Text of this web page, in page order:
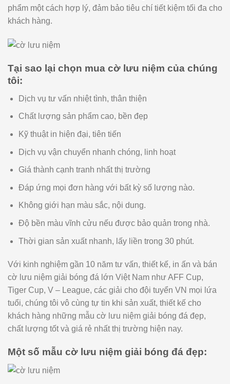
phẩm một cách hợp lý, đảm bảo tiêu chí tiết kiệm tối đa cho
khách hàng.
Tại sao lại chọn mua cờ lưu niệm của chúng
tôi:
Dịch vụ tư vấn nhiệt tình, thân thiện
Chất lượng sản phẩm cao, bền đẹp
Kỹ thuật in hiện đại, tiên tiến
Dịch vụ vận chuyển nhanh chóng, linh hoạt
Giá thành cạnh tranh nhất thị trường
Đáp ứng mọi đơn hàng với bất kỳ số lượng nào.
Không giới hạn màu sắc, nội dung.
Độ bền màu vĩnh cửu nếu được bảo quản trong nhà.
Thời gian sản xuất nhanh, lấy liền trong 30 phút.
Với kinh nghiệm gần 10 năm tư vấn, thiết kế, in ấn và bán
cờ lưu niệm giải bóng đá lớn Việt Nam như AFF Cup,
Tiger Cup, V – League, các giải cho đội tuyển VN mọi lứa
tuổi, chúng tôi vô cùng tự tin khi sản xuất, thiết kế cho
khách hàng những mẫu cờ lưu niệm giải bóng đá đẹp,
chất lượng tốt và giá rẻ nhất thị trường hiện nay.
Một số mẫu cờ lưu niệm giải bóng đá đẹp: